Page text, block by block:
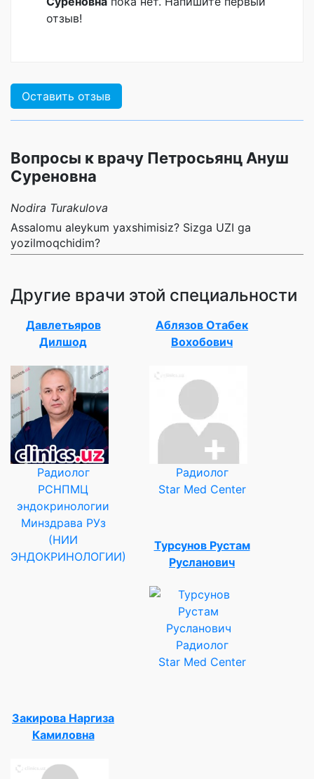
отзыв!
Оставить отзыв
Вопросы к врачу Петросьянц Ануш
Суреновна
Nodira Turakulova
Assalomu aleykum yaxshimisiz? Sizga UZI ga
yozilmoqchidim?
Другие врачи этой специальности
Давлетьяров
Дилшод
Радиолог
РСНПМЦ
эндокринологии
Минздрава РУз
(НИИ
ЭНДОКРИНОЛОГИИ)
Аблязов Отабек
Вохобович
Радиолог
Star Med Center
Турсунов Рустам
Русланович
Радиолог
Star Med Center
Закирова Наргиза
Камиловна